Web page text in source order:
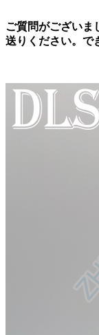
ご質問がございま
送りください。で